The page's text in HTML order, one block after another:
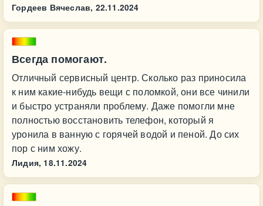
Гордеев Вячеслав, 22.11.2024
Всегда помогают.
Отличный сервисный центр. Сколько раз приносила
к ним какие-нибудь вещи с поломкой, они все чинили
и быстро устраняли проблему. Даже помогли мне
полностью восстановить телефон, который я
уронила в ванную с горячей водой и пеной. До сих
пор с ним хожу.
Лидия, 18.11.2024